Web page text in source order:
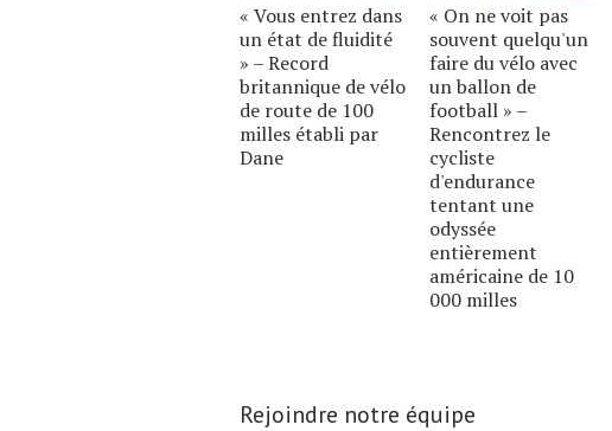
« Vous entrez dans
un état de fluidité
» – Record
britannique de vélo
de route de 100
milles établi par
Dane
« On ne voit pas
souvent quelqu'un
faire du vélo avec
un ballon de
football » –
Rencontrez le
cycliste
d'endurance
tentant une
odyssée
entièrement
américaine de 10
000 milles
Rejoindre notre équipe